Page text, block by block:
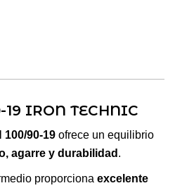
IRON TECHNIC
100/90-19 ofrece un equilibrio
agarre y durabilidad .
proporciona excelente